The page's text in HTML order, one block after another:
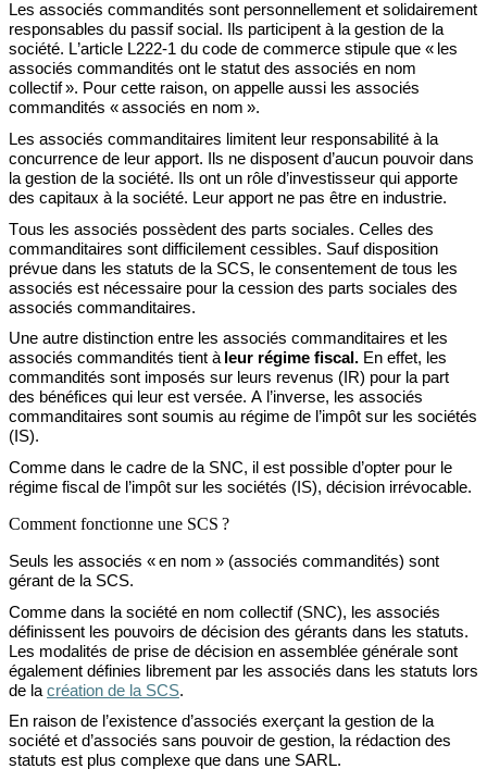
Les associés commandités sont personnellement et solidairement
responsables du passif social. Ils participent à la gestion de la
société. L’article L222-1 du code de commerce stipule que « l es
associés commandités ont le statut des associés en nom
collectif». Pour cette raison, on appelle aussi les associés
commandités « associés en nom ».
Les associés commanditaires limitent eur responsabilité à la
concurrence de leur apport. Ils ne disposent d’aucun pouvoir dans
la gestion de la société. Ils ont un rôle d’investisseur qui apporte
des capitaux à la société. Leur apport ne pas être en industrie.
Tous les associés possèdent des parts sociales. Celles des
commanditaires sont difficilement cessibles. Sauf disposition
prévue dans les statuts de la SCS, le consentement de tous les
associés est nécessaire pour la cession des parts sociales des
associés commanditaires.
Une autre distinction entre les associés commanditaires et les
associés commandités tient à leur régime fiscal . En effet, les
commandités sont imposés sur leurs revenus (IR) pour la part
des bénéfices qui leur est versée. A l’inverse, les associés
commanditaires sont soumis au régime de l’impôt sur les sociétés
(IS).
Comme dans le cadre de la SNC, il est possible d’opter pour le
régime fiscal de l’impôt sur les sociétés (IS), décision irrévocable.
Comment fonctionne une SCS ?
Seuls les associés « en nom » (associés commandités) sont
gérant de la SCS.
Comme dans la société en nom collectif (SNC), les associés
définissent les pouvoirs de décision des gérants dans les statuts.
Les modalités de prise de décision en assemblée générale sont
également définies librement par les associés dans les statuts lors
de la création de la SCS.
En raison de l ’existence d’associés exerçant la gestion de la
société et d’associés sans pouvoir de gestion, la rédaction des
statuts est plus complexe que dans une SARL.